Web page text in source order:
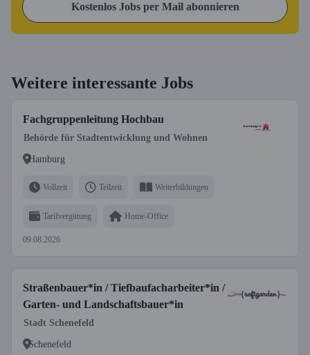
Kostenlos Jobs per Mail abonnieren
Weitere interessante Jobs
Fachgruppenleitung Hochbau
Behörde für Stadtentwicklung und Wohnen
Hamburg
Vollzeit Teilzeit Weiterbildungen
Tarifvergütung Home-Office
09.08.2026
Straßenbauer*in / Tiefbaufacharbeiter*in /
Garten- und Landschaftsbauer*in
Stadt Schenefeld
Schenefeld